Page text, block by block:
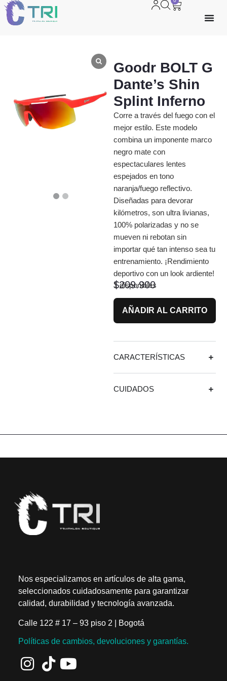
Goodr BOLT G
Dante’s Shin
Splint Inferno
Corre a través del fuego con el
mejor estilo. Este modelo
combina un imponente marco
negro mate con
espectaculares lentes
espejados en tono
naranja/fuego reflectivo.
Diseñadas para devorar
kilómetros, son ultra livianas,
100% polarizadas y no se
mueven ni rebotan sin
importar qué tan intenso sea tu
entrenamiento. ¡Rendimiento
deportivo con un look ardiente!
$209.900
1 disponibles
AÑADIR AL CARRITO
CARACTERÍSTICAS
CUIDADOS
Nos especializamos en artículos de alta gama,
seleccionados cuidadosamente para garantizar
calidad, durabilidad y tecnología avanzada.
Calle 122 # 17 – 93 piso 2 | Bogotá
Políticas de cambios, devoluciones y garantías.